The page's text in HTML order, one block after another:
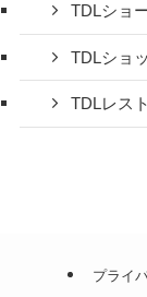
TDLショ
TDLショ
TDLレス
プライ